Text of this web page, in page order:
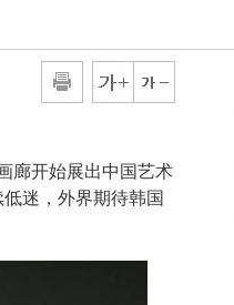
廊开始展出中国艺术
迷，外界期待韩国